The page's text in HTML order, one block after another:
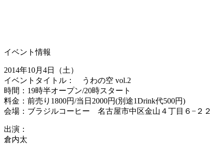
イベント情報
2014年10月4日（土）
イベントタイトル： うわの空 vol.2
時間：19時半オープン/20時スタート
料金：前売り1800円/当日2000円(別途1Drink代500円)
会場：ブラジルコーヒー 名古屋市中区金山４丁目６−２２
出演：
倉内太